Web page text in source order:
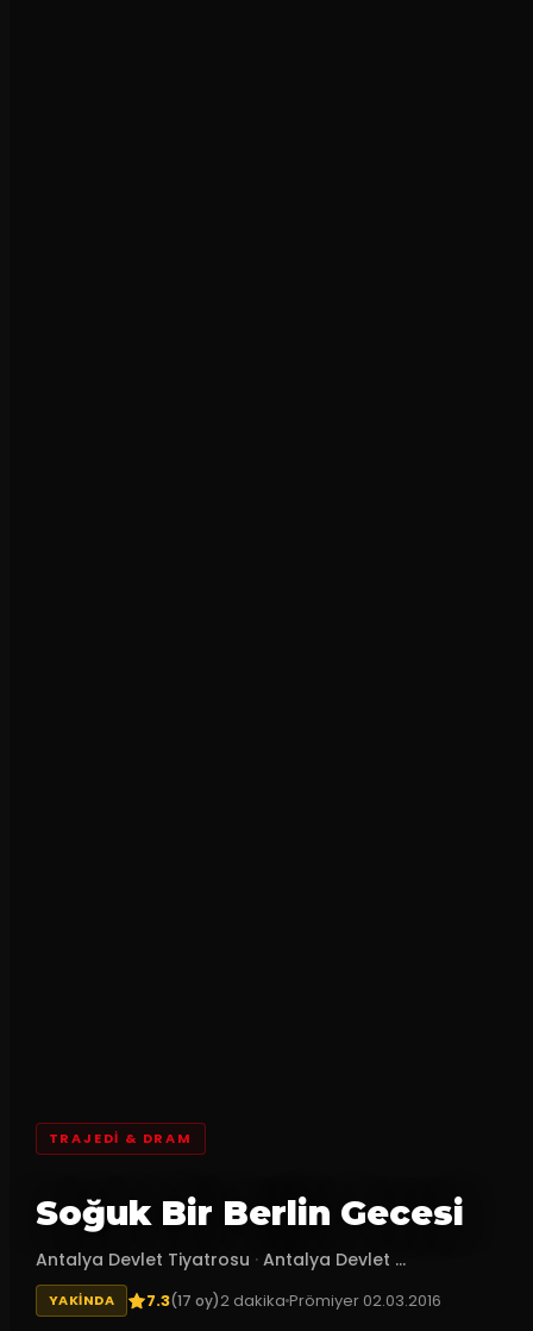
TRAJEDI & DRAM
Soğuk Bir Berlin Gecesi
Antalya Devlet Tiyatrosu · Antalya Devlet ...
YAKINDA 7.3(17 oy)2 dakikaPrömiyer 02.03.2016